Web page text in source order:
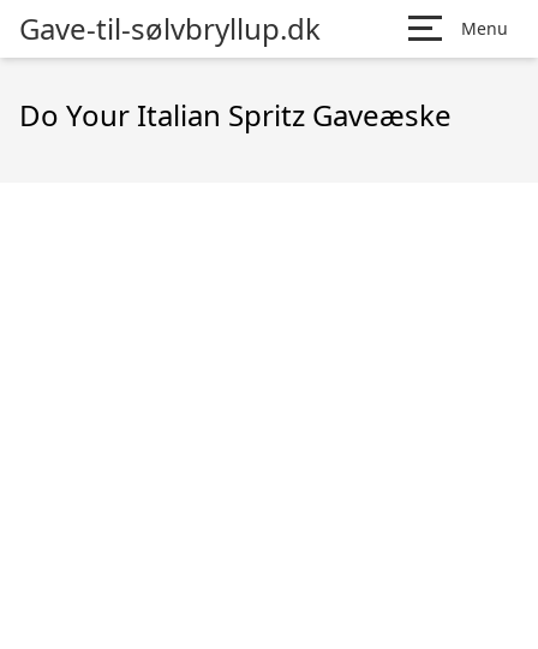
Gave-til-sølvbryllup.dk Menu
Do Your Italian Spritz Gaveæske